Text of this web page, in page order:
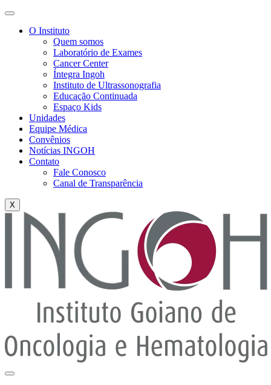
O Instituto
Quem somos
Laboratório de Exames
Cancer Center
Íntegra Ingoh
Instituto de Ultrassonografia
Educação Continuada
Espaço Kids
Unidades
Equipe Médica
Convênios
Notícias INGOH
Contato
Fale Conosco
Canal de Transparência
X